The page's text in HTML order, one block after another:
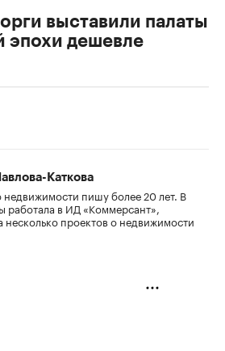
выставили палаты
эпохи дешевле
Каткова
недвижимости пишу более 20 лет. В
работала в ИД «Коммерсант»,
несколько проектов о недвижимости